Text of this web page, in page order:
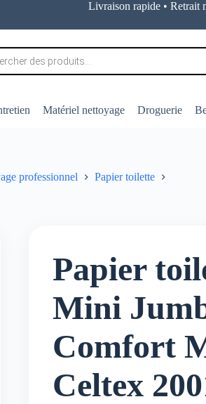
Livraison rapide • Retrait
Matériel nettoyage Droguerie
professionnel
Papier toilette
Papier
Mini
Comfort
Celtex